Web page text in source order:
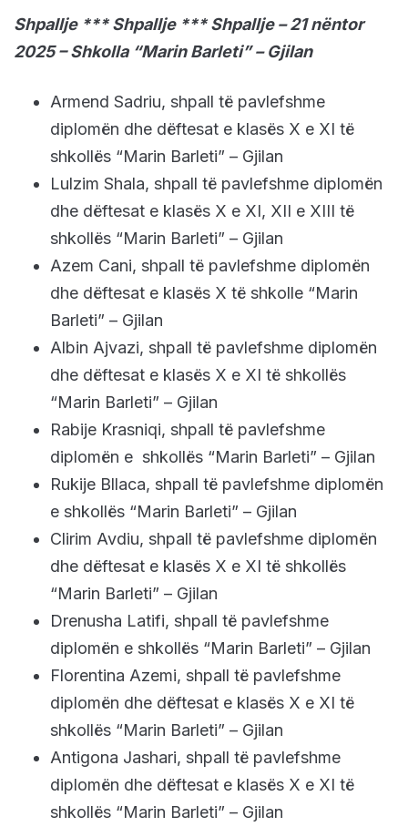
Shpallje *** Shpallje *** Shpallje – 21 nëntor
2025 – Shkolla “Marin Barleti” – Gjilan
Armend Sadriu, shpall të pavlefshme
diplomën dhe dëftesat e klasës X e XI të
shkollës “Marin Barleti” – Gjilan
Lulzim Shala, shpall të pavlefshme diplomën
dhe dëftesat e klasës X e XI, XII e XIII të
shkollës “Marin Barleti” – Gjilan
Azem Cani, shpall të pavlefshme diplomën
dhe dëftesat e klasës X të shkolle “Marin
Barleti” – Gjilan
Albin Ajvazi, shpall të pavlefshme diplomën
dhe dëftesat e klasës X e XI të shkollës
“Marin Barleti” – Gjilan
Rabije Krasniqi, shpall të pavlefshme
diplomën e shkollës “Marin Barleti” – Gjilan
Rukije Bllaca, shpall të pavlefshme diplomën
e shkollës “Marin Barleti” – Gjilan
Clirim Avdiu, shpall të pavlefshme diplomën
dhe dëftesat e klasës X e XI të shkollës
“Marin Barleti” – Gjilan
Drenusha Latifi, shpall të pavlefshme
diplomën e shkollës “Marin Barleti” – Gjilan
Florentina Azemi, shpall të pavlefshme
diplomën dhe dëftesat e klasës X e XI të
shkollës “Marin Barleti” – Gjilan
Antigona Jashari, shpall të pavlefshme
diplomën dhe dëftesat e klasës X e XI të
shkollës “Marin Barleti” – Gjilan